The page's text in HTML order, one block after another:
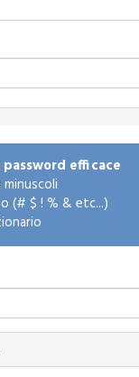
efficace
(# $ ! % & etc...)